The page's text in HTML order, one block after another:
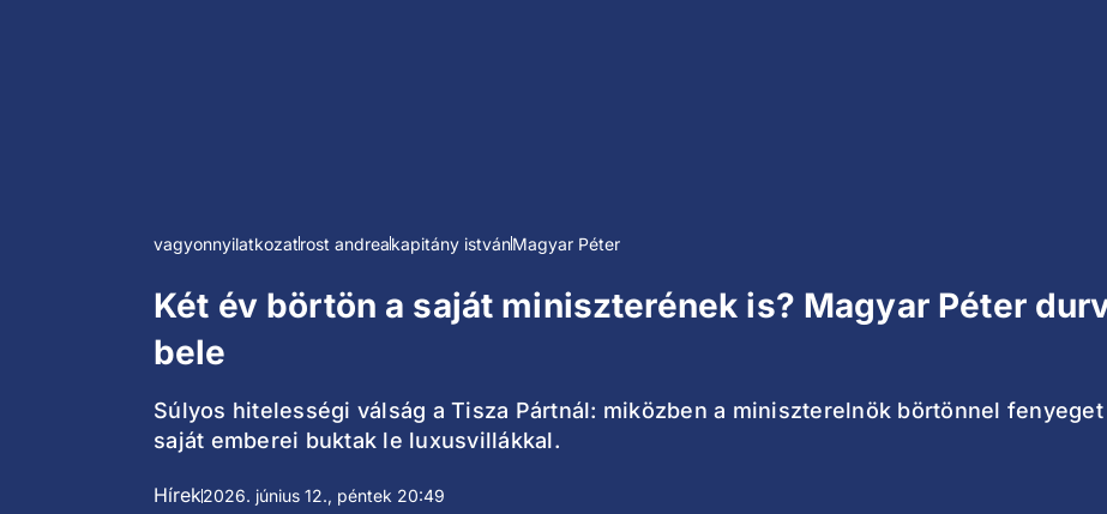
vagyonnyilatkozatrost andreakapitány istvánMagyar Péter
Két év börtön a saját miniszterének is? Magyar Péter
bele
Súlyos hitelességi válság a Tisza Pártnál: miközben a miniszterelnök börtönnel
saját emberei buktak le luxusvillákkal.
Hírek2026. június 12., péntek 20:49